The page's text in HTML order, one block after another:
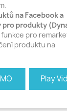
na Facebook a
produkty
pro
produktu na
Play